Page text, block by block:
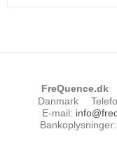
FreQuence.dk
Danmark
E-mail:
Bankoplysninger: